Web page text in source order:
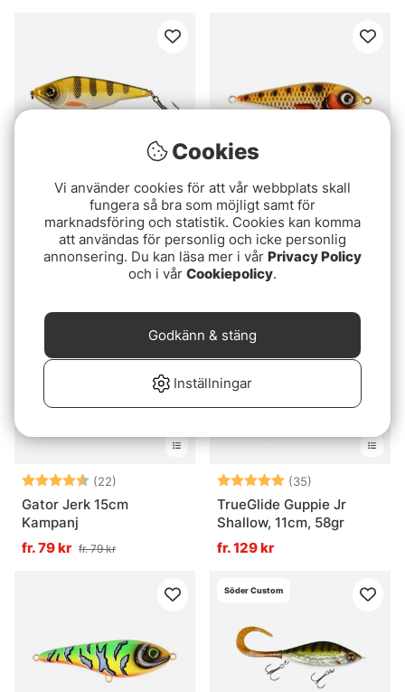
Fladen Predator Jerk
50g, 12cm
59 kr
Betyg: (6)5.0 utav 5
Tiny Buster
fr. 119 kr
Betyg: (22)
4.7 utav 5 stjärnor
Gator Jerk 15cm
Kampanj
fr. 79 kr fr. 79 kr
Betyg: (35)
TrueGlide Guppie Jr
Shallow, 11cm, 58gr
fr. 129 kr
Söder Custom
Cookies
Vi använder cookies för att vår webbplats skall
fungera så bra som möjligt samt för
marknadsföring och statistik. Cookies kan komma
att användas för personlig och icke personlig
annonsering. Du kan läsa mer i vår Privacy Policy
och i vår Cookiepolicy.
Inställningar
Godkänn & stäng